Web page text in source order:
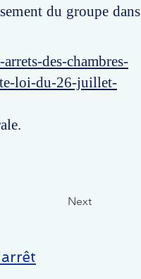
du groupe dans
des-chambres-
loi-du-26-juillet-
Next